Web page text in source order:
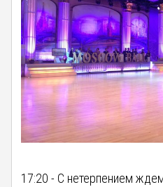
17:20 - С нетерпением